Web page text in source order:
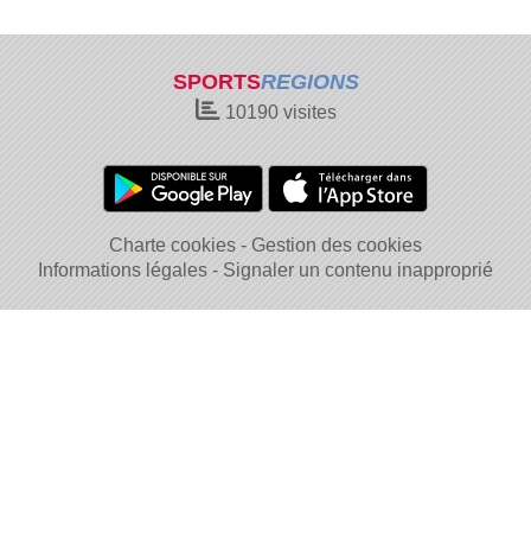
SPORTSREGIONS
10190visites
Charte cookies
Gestion des cookies
Informations légales
Signaler un contenu inapproprié